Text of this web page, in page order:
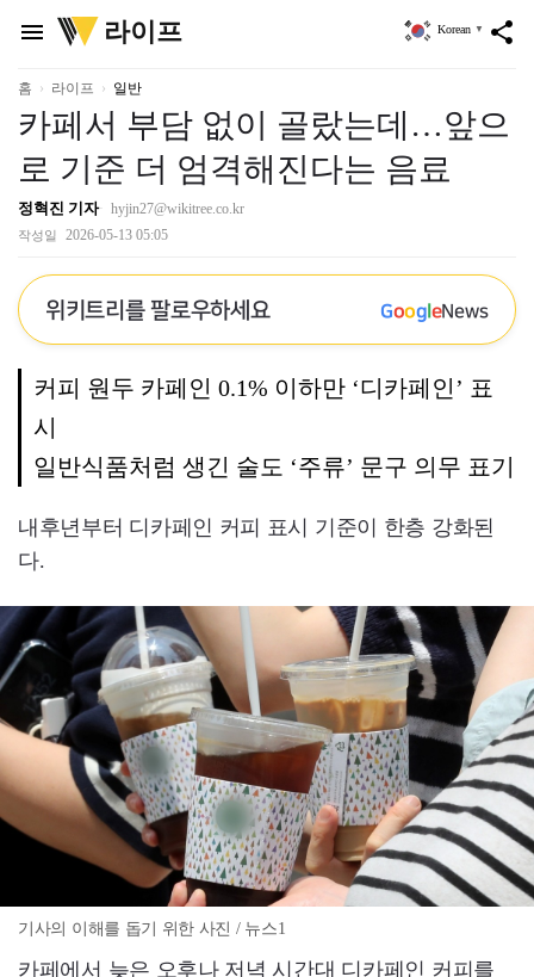
menu
위
키
리
라이프 share
Korean ▼
홈 라이프 일반
카페서 부담 없이 골랐는데…앞으
로 기준 더 엄격해진다는 음료
정혁진 기자 hyjin27@wikitree.co.kr
작성일 2026-05-13 05:05
위키트리를 팔로우하세요 GoogleNews
커피 원두 카페인 0.1% 이하만 ‘디카페인’ 표
시
일반식품처럼 생긴 술도 ‘주류’ 문구 의무 표기
내후년부터 디카페인 커피 표시 기준이 한층 강화된
다.
기사의 이해를 돕기 위한 사진 / 뉴스1
카페에서 늦은 오후나 저녁 시간대 디카페인 커피를